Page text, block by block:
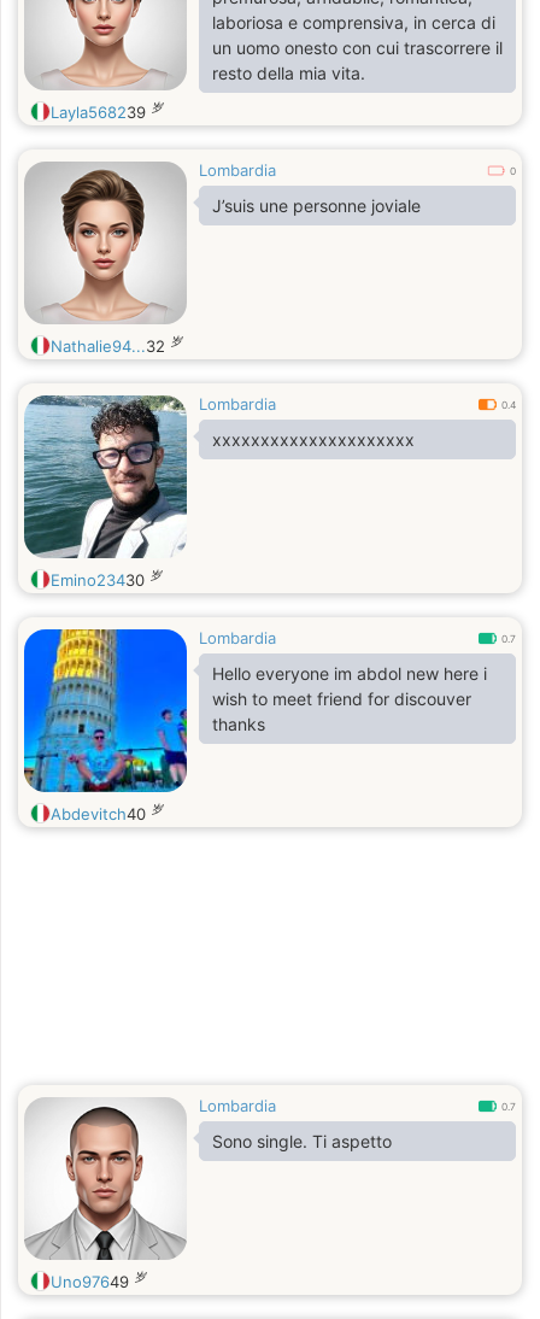
laboriosa e comprensiva, in cerca di
un uomo onesto con cui trascorrere il
resto della mia vita.
Layla568239 岁
Lombardia 0
J’suis une personne joviale
Nathalie94...32 岁
Lombardia 0.4
xxxxxxxxxxxxxxxxxxxxx
Emino23430 岁
Lombardia 0.7
Hello everyone im abdol new here i
wish to meet friend for discouver
thanks
Abdevitch40 岁
Lombardia 0.7
Sono single. Ti aspetto
Uno97649 岁